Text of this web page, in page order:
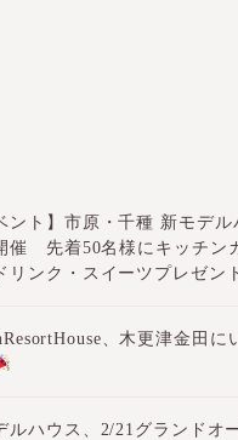
ント】市原・千種 新モデル
催 先着50名様にキッチン
リンク・スイーツプレゼン
、木更津金田に
ルハウス、2/21グランドオ